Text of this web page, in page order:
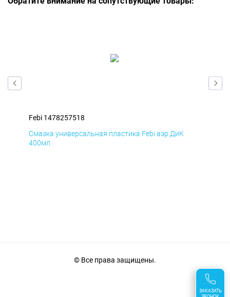
Febi 1478257518
Смазка универсальная пластика Febi аэр ДиК
400мл
ЗАКАЗАТЬ
© Все права защищены.